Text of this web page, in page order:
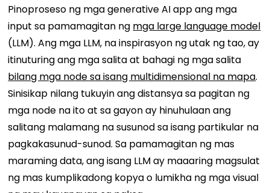
Pinoproseso ng mga generative AI app ang mga
input sa pamamagitan ng mga large language model
(LLM). Ang mga LLM, na inspirasyon ng utak ng tao, ay
itinuturing ang mga salita at bahagi ng mga salita
bilang mga node sa isang multidimensional na mapa.
Sinisikap nilang tukuyin ang distansya sa pagitan ng
mga node na ito at sa gayon ay hinuhulaan ang
salitang malamang na susunod sa isang partikular na
pagkakasunud-sunod. Sa pamamagitan ng mas
maraming data, ang isang LLM ay maaaring magsulat
ng mas kumplikadong kopya o lumikha ng mga visual